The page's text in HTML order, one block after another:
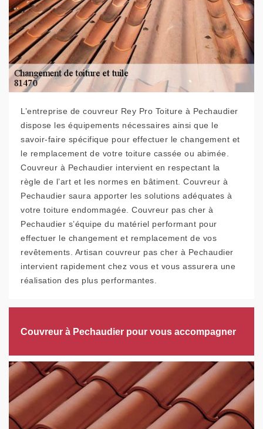
L’entreprise de couvreur Rey Pro Toiture à Pechaudier
dispose les équipements nécessaires ainsi que le
savoir-faire spécifique pour effectuer le changement et
le remplacement de votre toiture cassée ou abimée.
Couvreur à Pechaudier intervient en respectant la
règle de l’art et les normes en bâtiment. Couvreur à
Pechaudier saura apporter les solutions adéquates à
votre toiture endommagée. Couvreur pas cher à
Pechaudier s’équipe du matériel performant pour
effectuer le changement et remplacement de vos
revêtements. Artisan couvreur pas cher à Pechaudier
intervient rapidement chez vous et vous assurera une
réalisation des plus performantes.
Couvreur à Pechaudier pour vous accompagner